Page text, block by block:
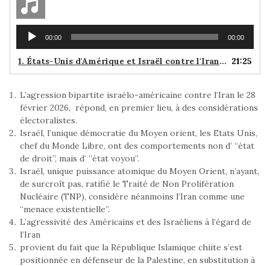
Lecteur
audio
00:00 00:00
1. États-Unis d'Amérique et Israël contre l'Iran. Texte paru dans le journal malien Le Relai du Bougouni (Mali). 21:25
L’agression bipartite israélo-américaine contre l’Iran le 28
février 2026, répond, en premier lieu, à des considérations
électoralistes.
Israël, l’unique démocratie du Moyen orient, les Etats Unis,
chef du Monde Libre, ont des comportements non d’ “état
de droit”, mais d’ ”état voyou”.
Israël, unique puissance atomique du Moyen Orient, n’ayant,
de surcroît pas, ratifié le Traité de Non Prolifération
Nucléaire (TNP), considère néanmoins l’Iran comme une
“menace existentielle”.
L’agressivité des Américains et des Israéliens à l’égard de
l’Iran
provient du fait que la République Islamique chiite s’est
positionnée en défenseur de la Palestine, en substitution à